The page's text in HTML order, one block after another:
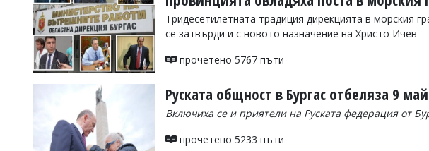
УКРАЙНА
РАЗСЛЕДВАНЕ
Тридесетилетната традиция дирекцията в морския
се затвърди и с новото назначение на Христо Ичев
прочетено 5767 пъти
Руската общност в Бургас отбеляза 9
Включиха се и приятели на Руската федерация от
прочетено 5233 пъти